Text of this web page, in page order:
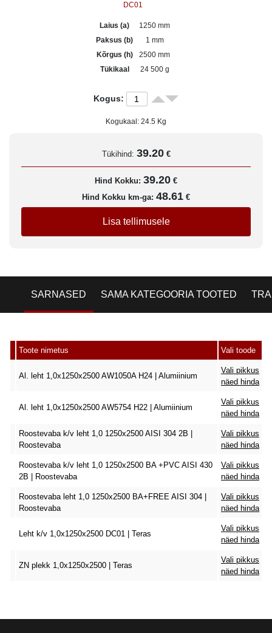
DC01
Laius (a)
1250 mm
Paksus (b)
1 mm
Kõrgus (h)
2500 mm
Tükikaal
24 500 g
Kogus:
Kogukaal: 24.5 Kg
Tükihind: 39.20 €
Hind Kokku: 39.20 €
Hind Kokku km-ga: 48.61 €
Lisa tellimusele
SARNASED SAMA KATEGOORIA TOOTED
Toote nimetus Vali toode
Al. leht 1,0x1250x2500 AW1050A H24 | Alumiinium
Vali pikkus
näed hinda
Al. leht 1,0x1250x2500 AW5754 H22 | Alumiinium
Vali pikkus
näed hinda
Roostevaba k/v leht 1,0 1250x2500 AISI 304 2B |
Roostevaba
Vali pikkus
näed hinda
Roostevaba k/v leht 1,0 1250x2500 BA +PVC AISI 430
2B | Roostevaba
Vali pikkus
näed hinda
Roostevaba leht 1,0 1250x2500 BA+FREE AISI 304 |
Roostevaba
Vali pikkus
näed hinda
Leht k/v 1,0x1250x2500 DC01 | Teras
Vali pikkus
näed hinda
ZN plekk 1,0x1250x2500 | Teras
Vali pikkus
näed hinda